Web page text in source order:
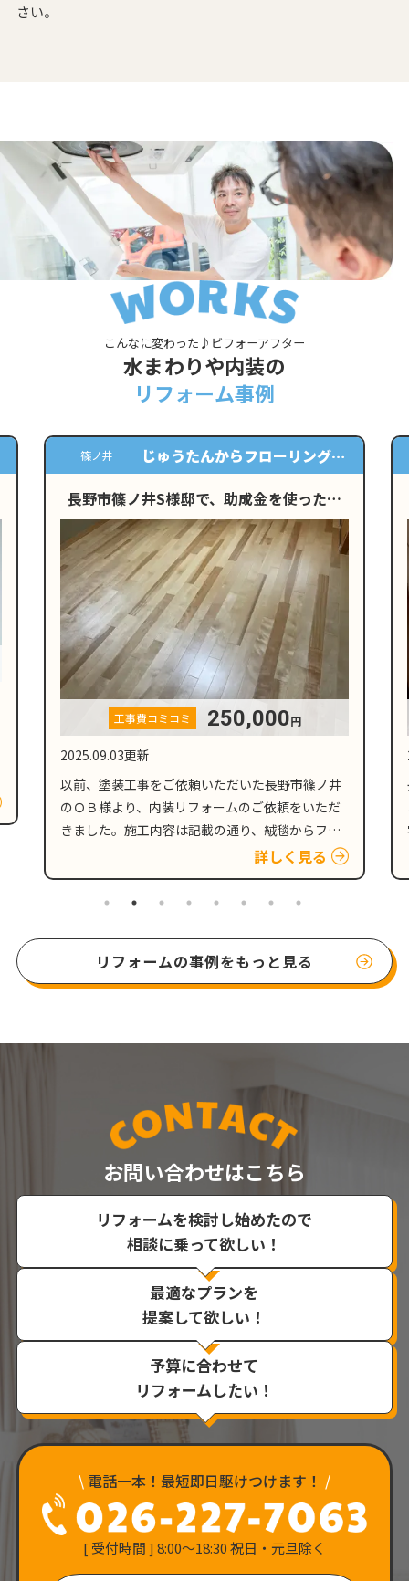
さい。
こんなに変わった♪ビフォーアフター
水まわりや内装の
リフォーム事例
安茂里小市
天井と壁のクロス貼替
長野市安茂里小市K様邸にてクロスの貼り
替え工事を行いました
工事費コミコミ 130,000円
2025.08.23更新
長野市安茂里小市のお客様からホームページより
お問い合わせをいただき、現地調査後、戸建て住
宅のダイニングキッチンの天井と、壁の貼り替え
のご依頼をいただきました。 壁紙劣化の原因とな
る、人的要因と外的要因 新築時にはキレイだった
壁紙も、人的要因…
詳しく見る
リフォームの事例をもっと見る
お問い合わせはこちら
リフォームを検討し始めたので
相談に乗って欲しい！
最適なプランを
提案して欲しい！
予算に合わせて
リフォームしたい！
\ 電話一本！最短即日駆けつけます！ /
[ 受付時間 ] 8:00〜18:30 祝日・元旦除く